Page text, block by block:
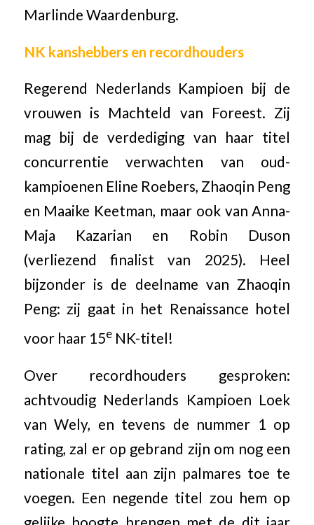
Marlinde Waardenburg.
NK kanshebbers en recordhouders
Regerend Nederlands Kampioen bij de
vrouwen is Machteld van Foreest. Zij
mag bij de verdediging van haar titel
concurrentie verwachten van oud-
kampioenen Eline Roebers, Zhaoqin Peng
en Maaike Keetman, maar ook van Anna-
Maja Kazarian en Robin Duson
(verliezend finalist van 2025). Heel
bijzonder is de deelname van Zhaoqin
Peng: zij gaat in het Renaissance hotel
voor haar 15eNK-titel!
Over recordhouders gesproken:
achtvoudig Nederlands Kampioen Loek
van Wely, en tevens de nummer 1 op
rating, zal er op gebrand zijn om nog een
nationale titel aan zijn palmares toe te
voegen. Een negende titel zou hem op